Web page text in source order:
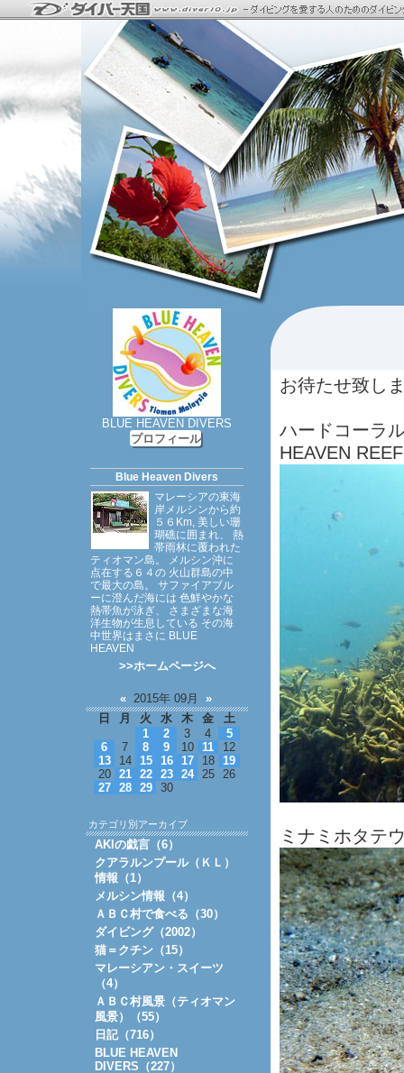
お待たせ致し
ハードコーラ
HEAVEN REEF
ミナミホタテ
BLUE HEAVEN DIVERS
プロフィール
Blue Heaven Divers
マレーシアの東海
岸メルシンから約
５６Km, 美しい珊
瑚礁に囲まれ、 熱
帯雨林に覆われた
ティオマン島。 メルシン沖に
点在する６４の 火山群島の中
で最大の島。 サファイアブル
ーに澄んだ海には 色鮮やかな
熱帯魚が泳ぎ、 さまざまな海
洋生物が生息している その海
中世界はまさに BLUE
HEAVEN
>>ホームページへ
« 2015年 09月 »
日
月 火 水 木 金
土
1
2 3 4
5
6
7 8 9 10 11
12
13
14 15 16 17 18
19
20
21 22 23 24 25
26
27
28 29 30
カテゴリ別アーカイブ
AKIの戯言（6）
クアラルンプール（ＫＬ）
情報（1）
メルシン情報（4）
ＡＢＣ村で食べる（30）
ダイビング（2002）
猫＝クチン（15）
マレーシアン・スイーツ
（4）
ＡＢＣ村風景（ティオマン
風景）（55）
日記（716）
BLUE HEAVEN
DIVERS（227）